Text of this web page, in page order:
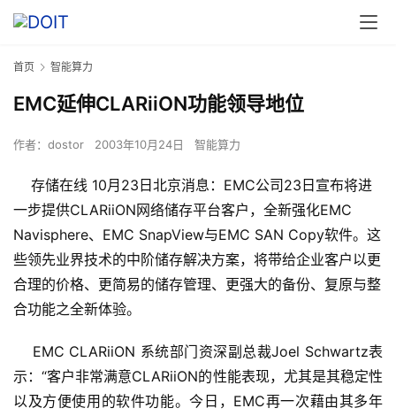
首页 智能算力
EMC延伸CLARiiON功能领导地位
作者： dostor 2003年10月24日 智能算力
存储在线 10月23日北京消息 ：EMC公司23日宣布将进
一步提供CLARiiON网络储存平台客户，全新强化EMC
Navisphere、EMC SnapView与EMC SAN Copy软件。这
些领先业界技术的中阶储存解决方案，将带给企业客户以更
合理的价格、更简易的储存管理、更强大的备份、复原与整
合功能之全新体验。
EMC CLARiiON 系统部门资深副总裁Joel Schwartz表
示：“客户非常满意CLARiiON的性能表现，尤其是其稳定性
以及方便使用的软件功能。今日，EMC再一次藉由其多年